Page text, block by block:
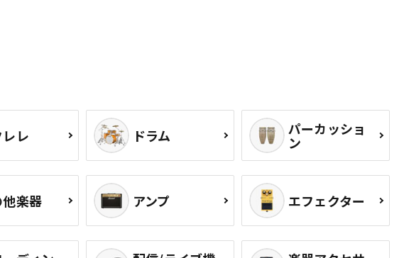
レ ドラム パーカッショ
ン
楽器 アンプ エフェクター